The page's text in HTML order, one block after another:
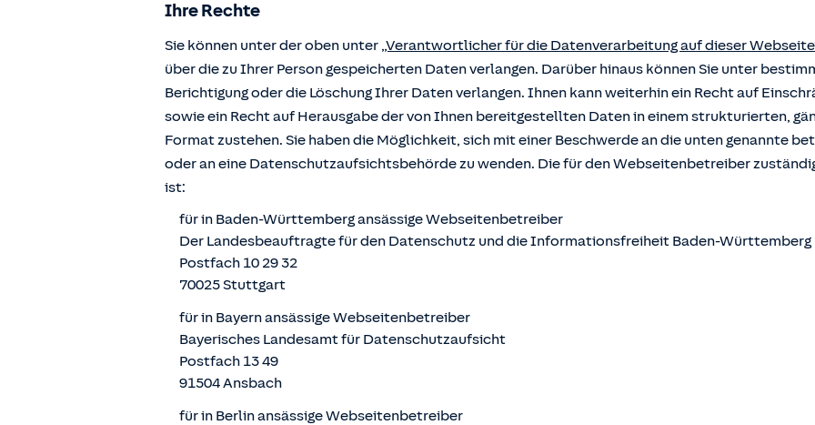
Ihre Rechte
Sie können unter der oben unter „Verantwortlicher für die Datenverarbeitung auf dieser
über die zu Ihrer Person gespeicherten Daten verlangen. Darüber hinaus können Sie unter
Berichtigung oder die Löschung Ihrer Daten verlangen. Ihnen kann weiterhin ein Recht auf
sowie ein Recht auf Herausgabe der von Ihnen bereitgestellten Daten in einem strukturierten,
Format zustehen. Sie haben die Möglichkeit, sich mit einer Beschwerde an die unten genannte
oder an eine Datenschutzaufsichtsbehörde zu wenden. Die für den Webseitenbetreiber
ist:
für in Baden-Württemberg ansässige Webseitenbetreiber
Der Landesbeauftragte für den Datenschutz und die Informationsfreiheit Baden-Württemberg
Postfach 10 29 32
70025 Stuttgart
für in Bayern ansässige Webseitenbetreiber
Bayerisches Landesamt für Datenschutzaufsicht
Postfach 13 49
91504 Ansbach
für in Berlin ansässige Webseitenbetreiber